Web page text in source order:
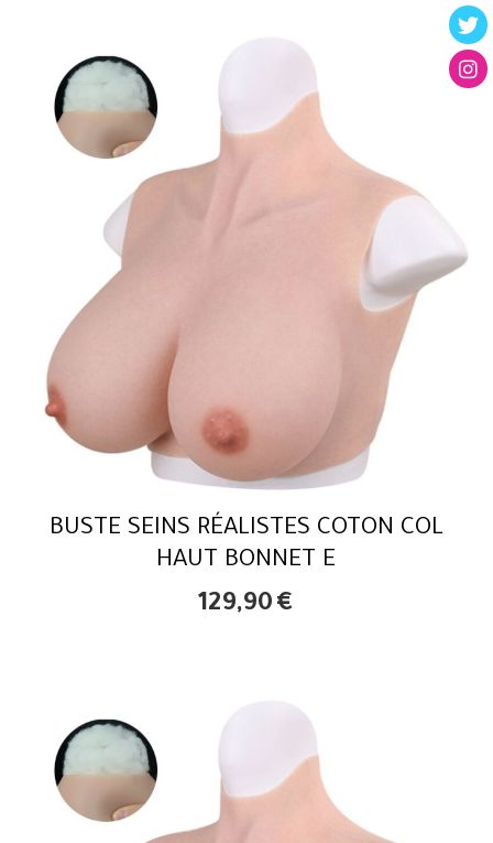
BUSTE SEINS RÉALISTES COTON COL
HAUT BONNET E
129,90 €